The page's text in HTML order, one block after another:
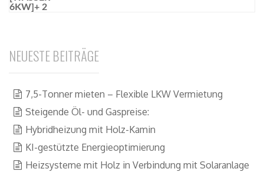
NEUESTE BEITRÄGE
7,5-Tonner mieten – Flexible LKW Vermietung
Steigende Öl- und Gaspreise:
Hybridheizung mit Holz-Kamin
KI-gestützte Energieoptimierung
Heizsysteme mit Holz in Verbindung mit Solaranlage